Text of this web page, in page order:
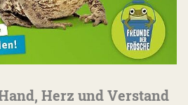
Herz und Verstand